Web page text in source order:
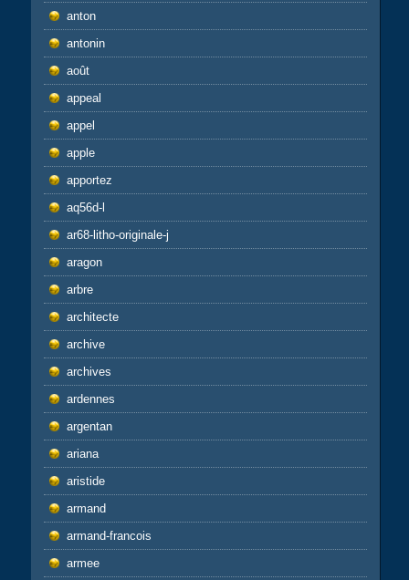
anton
antonin
août
appeal
appel
apple
apportez
aq56d-l
ar68-litho-originale-j
aragon
arbre
architecte
archive
archives
ardennes
argentan
ariana
aristide
armand
armand-francois
armee